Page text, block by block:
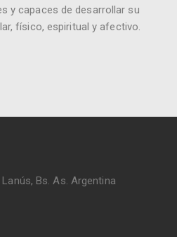
y capaces de desarrollar su
físico, espiritual y afectivo.
Bs. As. Argentina